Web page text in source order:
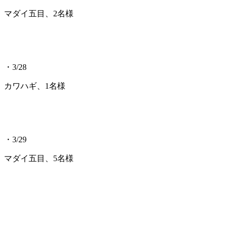
マダイ五目、2名様
・3/28
カワハギ、1名様
・3/29
マダイ五目、5名様